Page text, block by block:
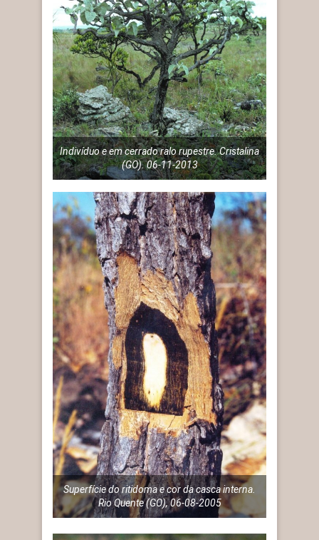
Indivíduo e em cerrado ralo rupestre. Cristalina
(GO). 06-11-2013
Superfície do ritidoma e cor da casca interna.
Rio Quente (GO), 06-08-2005